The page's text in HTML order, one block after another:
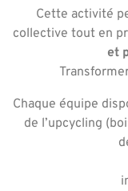
Cette activité
collective tout en
et
Chaque équipe
de l’upcycling